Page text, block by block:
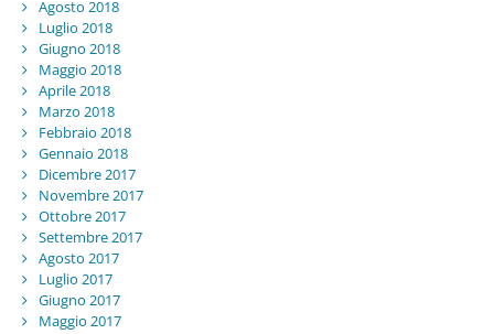
Agosto 2018
Luglio 2018
Giugno 2018
Maggio 2018
Aprile 2018
Marzo 2018
Febbraio 2018
Gennaio 2018
Dicembre 2017
Novembre 2017
Ottobre 2017
Settembre 2017
Agosto 2017
Luglio 2017
Giugno 2017
Maggio 2017